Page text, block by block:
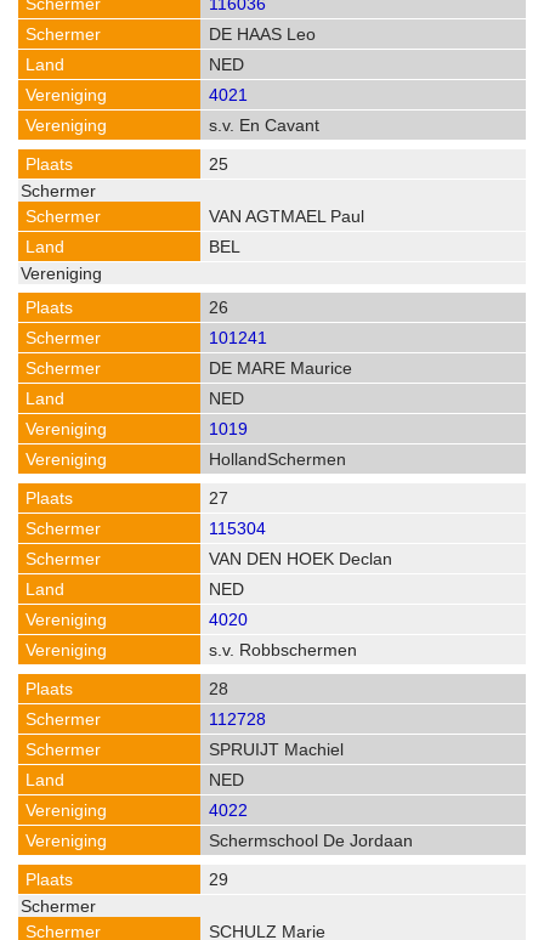
DE HAAS Leo
NED
4021
s.v. En Cavant
25
VAN AGTMAEL Paul
BEL
26
101241
DE MARE Maurice
NED
1019
HollandSchermen
27
115304
VAN DEN HOEK Declan
NED
4020
s.v. Robbschermen
28
112728
SPRUIJT Machiel
NED
4022
Schermschool De Jordaan
29
SCHULZ Marie